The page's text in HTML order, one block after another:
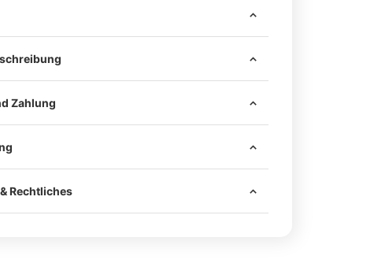
Zahlung
sind alle notwendigen Mittel zur sicheren
am Fahrzeug enthalten – darunter hochwertiges
Rechtliches
werden mit einem passenden